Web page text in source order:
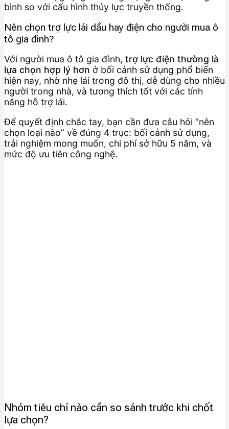
bình so với cấu hình thủy lực truyền thống.
Nên chọn trợ lực lái dầu hay điện cho người mua ô
tô gia đình?
Với người mua ô tô gia đình, trợ lực điện thường là
lựa chọn hợp lý hơn ở bối cảnh sử dụng phổ biến
hiện nay, nhờ nhẹ lái trong đô thị, dễ dùng cho nhiều
người trong nhà, và tương thích tốt với các tính
năng hỗ trợ lái.
Để quyết định chắc tay, bạn cần đưa câu hỏi “nên
chọn loại nào” về đúng 4 trục: bối cảnh sử dụng,
trải nghiệm mong muốn, chi phí sở hữu 5 năm, và
mức độ ưu tiên công nghệ.
Nhóm tiêu chí nào cần so sánh trước khi chốt
lựa chọn?